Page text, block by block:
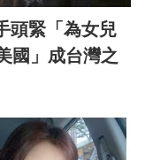
頭緊「為女兒
國」成台灣之